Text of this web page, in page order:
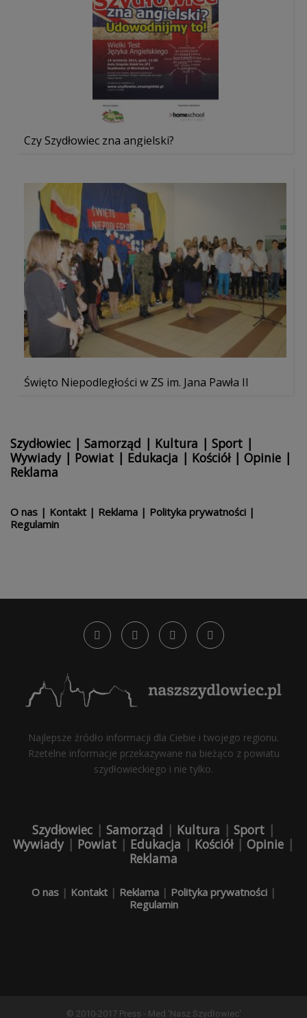
Czy Szydłowiec zna angielski?
Święto Niepodległości w ZS im. Jana Pawła II
Szydłowiec | Samorząd | Kultura | Sport |
Wywiady| Powiat | Edukacja | Kościół| Opinie |
Reklama
O nas | Kontakt | Reklama | Polityka prywatności |
Regulamin
Najlepsze źródło informacji dla Ciebie i twojego regionu.
Rzetelne informacje przekazywane na bieżąco z powiatu
szydłowieckiego i nie tylko.
Szydłowiec | Samorząd | Kultura | Sport |
Wywiady| Powiat | Edukacja | Kościół| Opinie |
Reklama
O nas| Kontakt| Reklama| Polityka prywatności|
Regulamin
© 2010-2017 Press - Med 'Nasz Szydłowiec'